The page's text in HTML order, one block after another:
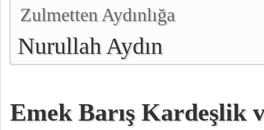
Zulmetten Aydınlığa
Nurullah Aydın
Emek Barış Kardeşlik